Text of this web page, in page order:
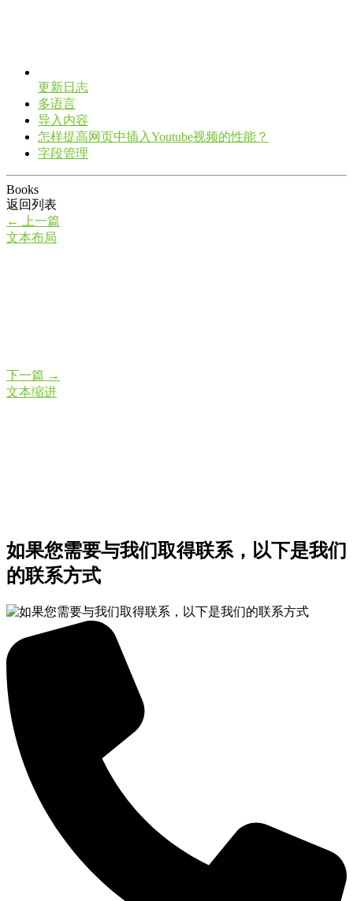
更新日志
多语言
导入内容
怎样提高网页中插入Youtube视频的性能？
字段管理
Books
返回列表
←
上一篇
文本布局
下一篇 →
文本缩进
如果您需要与我们取得联系，以下是我们
的联系方式